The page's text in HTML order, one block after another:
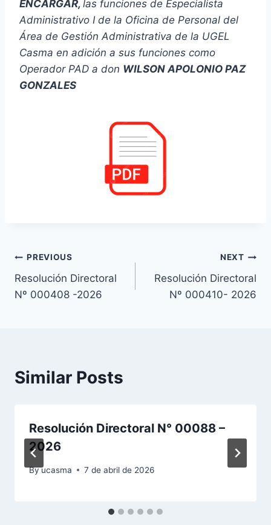
ENCARGAR, las funciones de Especialista
Administrativo I de la Oficina de Personal del
Área de Gestión Administrativa de la UGEL
Casma en adición a sus funciones como
Operador PAD a don WILSON APOLONIO PAZ
GONZALES
Navegación
de
PREVIOUS
Resolución Directoral
Nº 000408 -2026
NEXT
Resolución Directoral
Nº 000410- 2026
Similar Posts
Resolución Directoral N° 00088 –
2026
Byucasma 7 de abril de 2026